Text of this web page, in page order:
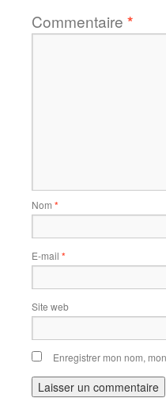
Commentaire *
Nom *
E-mail *
Site web
Enregistrer mon nom,